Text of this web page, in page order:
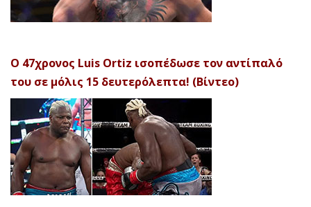
Ο 47χρονος Luis Ortiz ισοπέδωσε τον αντίπαλό
του σε μόλις 15 δευτερόλεπτα! (Βίντεο)